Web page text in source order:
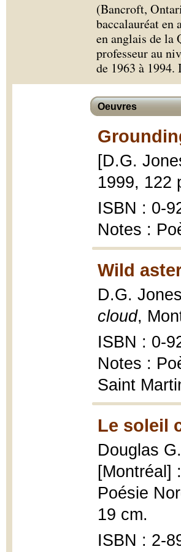
(Bancroft,
baccalauréat
en anglais de la
professeur au
de 1963 à
Oeuvres
[D.G.
1999, 122
ISBN : 0-
Notes :
Wild
D.G.
cloud,
ISBN : 0-
Notes :
Saint
Le soleil
Douglas
[Montréal]
Poésie
19 cm.
ISBN : 2-